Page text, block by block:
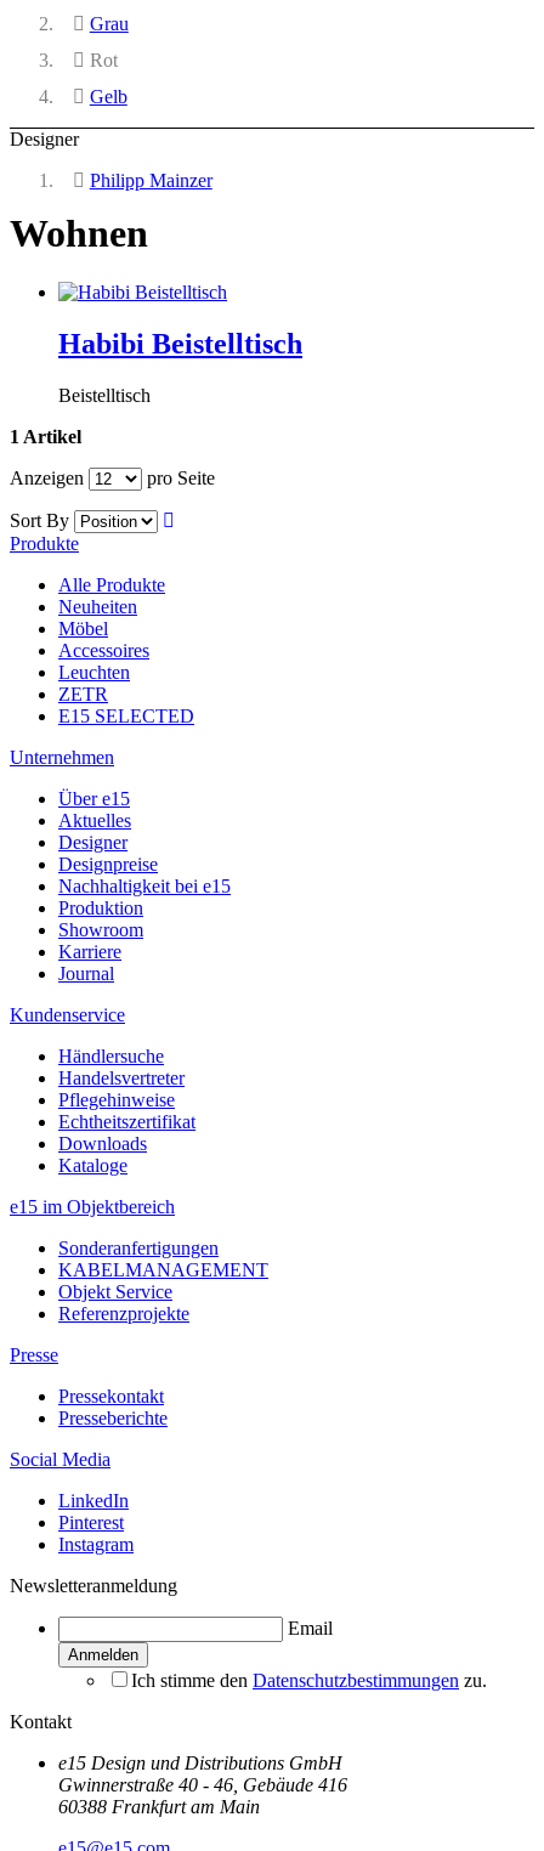
Grau
Rot
Gelb
Designer
Philipp Mainzer
Wohnen
Habibi Beistelltisch
Beistelltisch
1 Artikel
Anzeigen
pro Seite
Sort By
Produkte
Alle Produkte
Neuheiten
Möbel
Accessoires
Leuchten
ZETR
E15 SELECTED
Unternehmen
Über e15
Aktuelles
Designer
Designpreise
Nachhaltigkeit bei e15
Produktion
Showroom
Karriere
Journal
Kundenservice
Händlersuche
Handelsvertreter
Pflegehinweise
Echtheitszertifikat
Downloads
Kataloge
e15 im Objektbereich
Sonderanfertigungen
KABELMANAGEMENT
Objekt Service
Referenzprojekte
Presse
Pressekontakt
Presseberichte
Social Media
LinkedIn
Pinterest
Instagram
Newsletteranmeldung
Email
Ich stimme den Datenschutzbestimmungen zu.
Kontakt
e15 Design und Distributions GmbH
Gwinnerstraße 40 - 46, Gebäude 416
60388 Frankfurt am Main